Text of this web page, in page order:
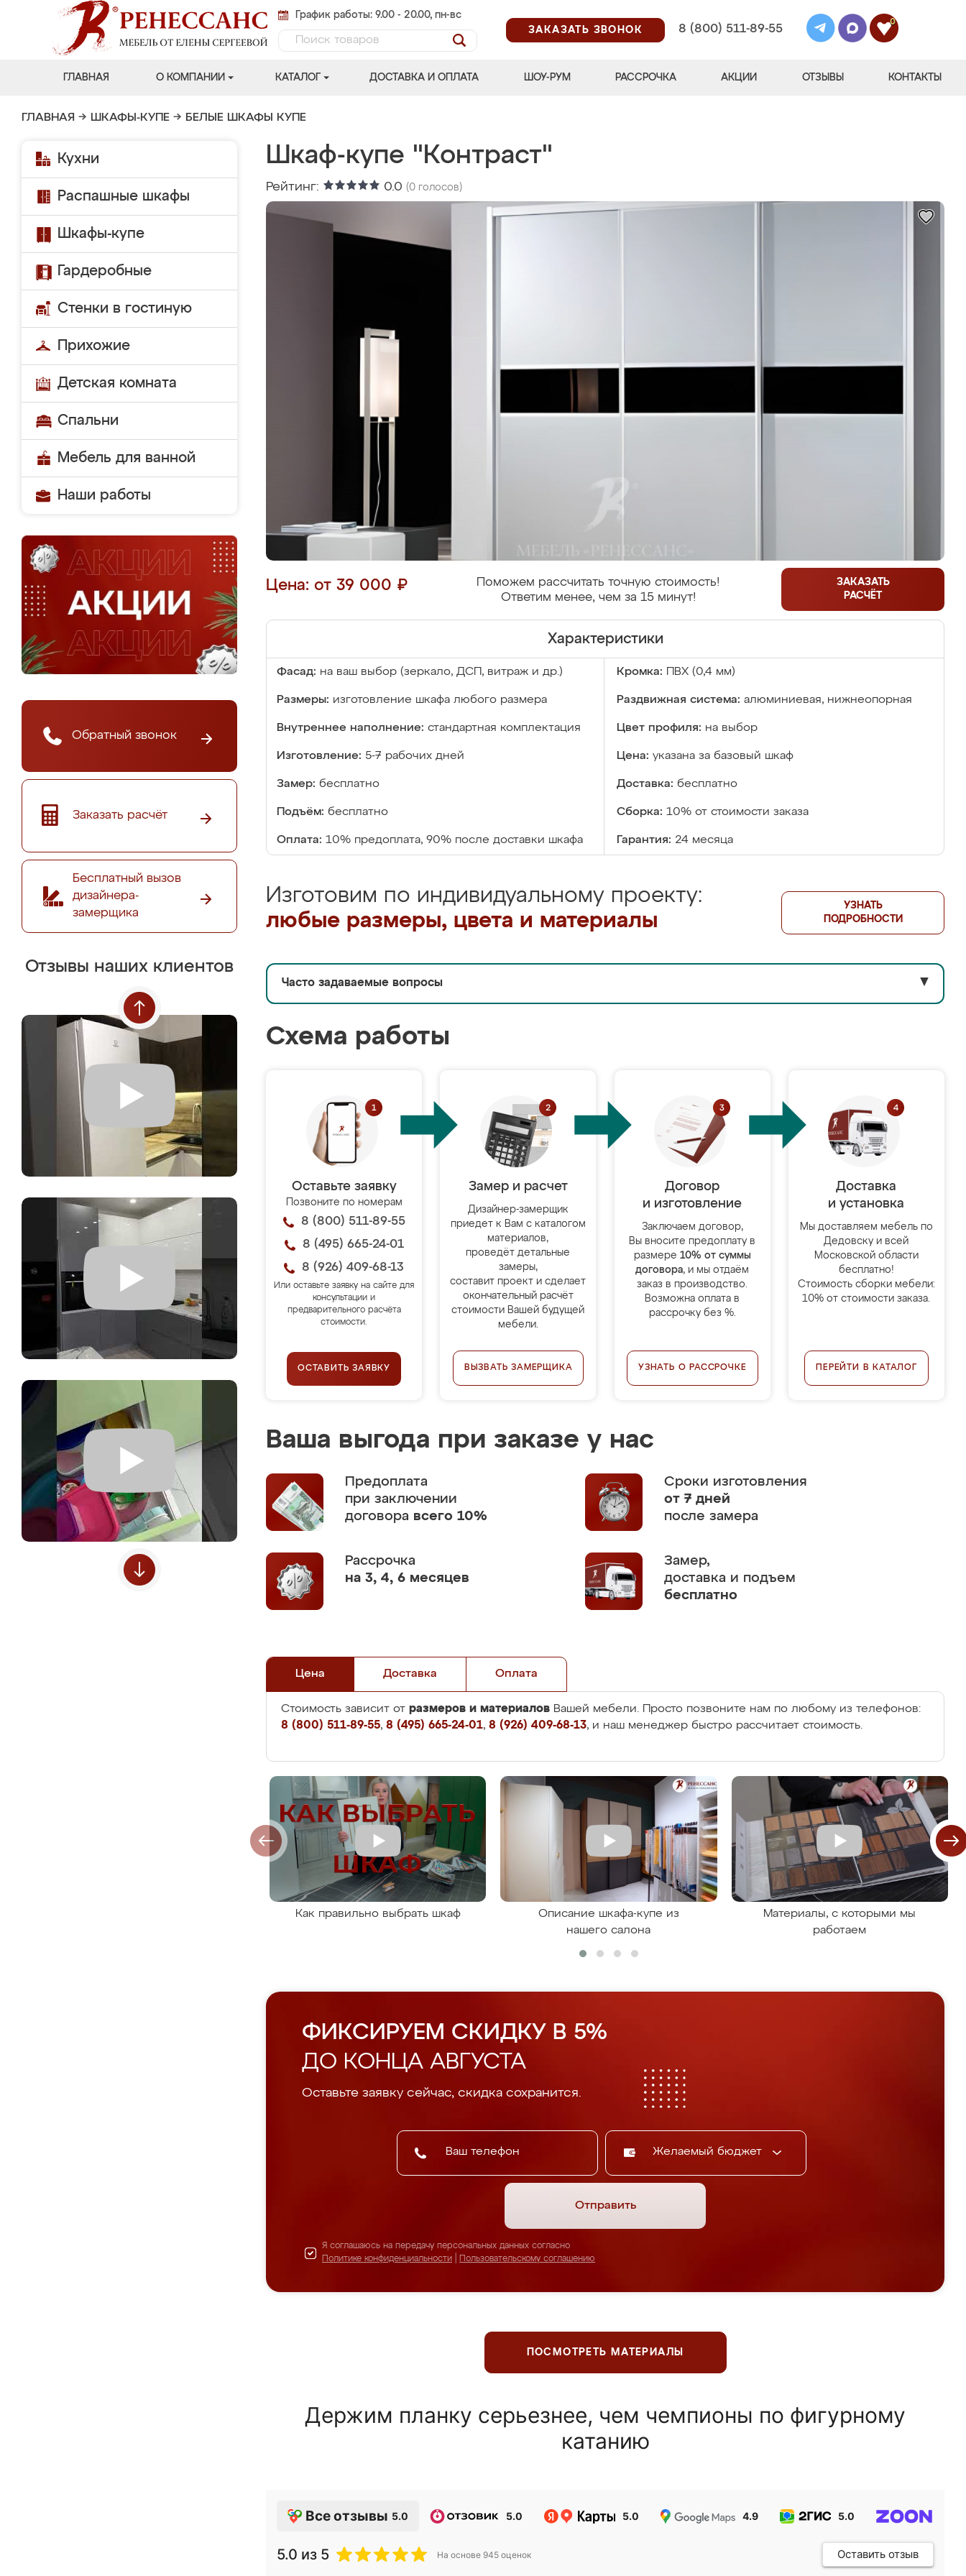
График работы: 9.00 - 20.00, пн-вс
ЗАКАЗАТЬ ЗВОНОК
8 (800) 511-89-55
0
ГЛАВНАЯ О КОМПАНИИ КАТАЛОГ ДОСТАВКА И ОПЛАТА ШОУ-РУМ РАССРОЧКА АКЦИИ ОТЗЫВЫ КОНТАКТЫ
ГЛАВНАЯ → ШКАФЫ-КУПЕ → БЕЛЫЕ ШКАФЫ КУПЕ
Кухни
Распашные шкафы
Шкафы-купе
Гардеробные
Стенки в гостиную
Прихожие
Детская комната
Спальни
Мебель для ванной
Наши работы
Обратный звонок
Заказать расчёт
Бесплатный вызов
дизайнера-
замерщика
Отзывы наших клиентов
Шкаф-купе "Контраст"
Рейтинг: 0.0 (0 голосов)
Цена: от 39 000 ₽
Поможем рассчитать точную стоимость!
Ответим менее, чем за 15 минут!
ЗАКАЗАТЬ
РАСЧЁТ
Характеристики
Фасад: на ваш выбор (зеркало, ДСП, витраж и др.) Кромка: ПВХ (0,4 мм)
Размеры: изготовление шкафа любого размера Раздвижная система: алюминиевая, нижнеопорная
Внутреннее наполнение: стандартная комплектация Цвет профиля: на выбор
Изготовление: 5-7 рабочих дней Цена: указана за базовый шкаф
Замер: бесплатно Доставка: бесплатно
Подъём: бесплатно Сборка: 10% от стоимости заказа
Оплата: 10% предоплата, 90% после доставки шкафа Гарантия: 24 месяца
Изготовим по индивидуальному проекту:
любые размеры, цвета и материалы
УЗНАТЬ
ПОДРОБНОСТИ
Часто задаваемые вопросы ▼
Схема работы
Оставьте заявку
Позвоните по номерам
8 (800) 511-89-55
8 (495) 665-24-01
8 (926) 409-68-13
Или оставьте заявку на сайте для
консультации и
предварительного расчёта
стоимости.
ОСТАВИТЬ ЗАЯВКУ
Замер и расчет
Дизайнер-замерщик
приедет к Вам с каталогом
материалов,
проведёт детальные
замеры,
составит проект и сделает
окончательный расчёт
стоимости Вашей будущей
мебели.
ВЫЗВАТЬ ЗАМЕРЩИКА
Договор
и изготовление
Заключаем договор,
Вы вносите предоплату в
размере 10% от суммы
договора, и мы отдаём
заказ в производство.
Возможна оплата в
рассрочку без %.
УЗНАТЬ О РАССРОЧКЕ
Доставка
и установка
Мы доставляем мебель по
Дедовску и всей
Московской области
бесплатно!
Стоимость сборки мебели:
10% от стоимости заказа.
ПЕРЕЙТИ В КАТАЛОГ
Ваша выгода при заказе у нас
Предоплата
при заключении
договора всего 10%
Сроки изготовления
от 7 дней
после замера
Рассрочка
на 3, 4, 6 месяцев
Замер,
доставка и подъем
бесплатно
Цена Доставка Оплата
Стоимость зависит от размеров и материалов Вашей мебели. Просто позвоните нам по любому из телефонов:
8 (800) 511-89-55, 8 (495) 665-24-01, 8 (926) 409-68-13, и наш менеджер быстро рассчитает стоимость.
Как правильно выбрать шкаф
Описание шкафа-купе из
нашего салона
Материалы, с которыми мы
работаем
ФИКСИРУЕМ СКИДКУ В 5%
ДО КОНЦА АВГУСТА
Оставьте заявку сейчас, скидка сохранится.
Желаемый бюджет
Отправить
Я соглашаюсь на передачу персональных данных согласно
Политике конфиденциальности
Пользовательскому соглашению
ПОСМОТРЕТЬ МАТЕРИАЛЫ
Держим планку серьезнее, чем чемпионы по фигурному
катанию
Все отзывы 5.0 5.0 5.0 4.9 5.0
5.0 из 5 На основе 945 оценок Оставить отзыв